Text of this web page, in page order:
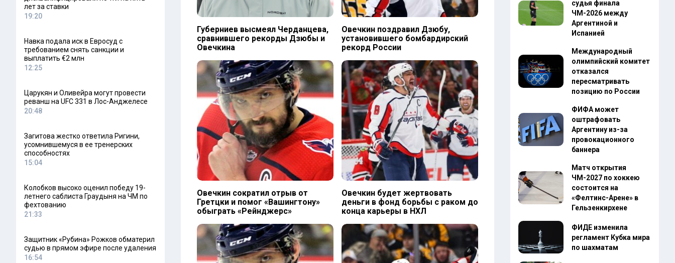
лет за ставки
19:20
Навка подала иск в Евросуд с
требованием снять санкции и
выплатить €2 млн
12:25
Царукян и Оливейра могут провести
реванш на UFC 331 в Лос-Анджелесе
20:48
Загитова жестко ответила Ригини,
усомнившемуся в ее тренерских
способностях
15:04
Колобков высоко оценил победу 19-
летнего саблиста Граудыня на ЧМ по
фехтованию
21:33
Защитник «Рубина» Рожков обматерил
судью в прямом эфире после удаления
16:54
Губерниев высмеял Черданцева,
сравнившего рекорды Дзюбы и
Овечкина
Овечкин поздравил Дзюбу,
установившего бомбардирский
рекорд России
Овечкин сократил отрыв от
Гретцки и помог «Вашингтону»
обыграть «Рейнджерс»
Овечкин будет жертвовать
деньги в фонд борьбы с раком до
конца карьеры в НХЛ
судья финала
ЧМ-2026 между
Аргентиной и
Испанией
Международный
олимпийский комитет
отказался
пересматривать
позицию по России
ФИФА может
оштрафовать
Аргентину из-за
провокационного
баннера
Матч открытия
ЧМ-2027 по хоккею
состоится на
«Фелтинс-Арене» в
Гельзенкирхене
ФИДЕ изменила
регламент Кубка мира
по шахматам